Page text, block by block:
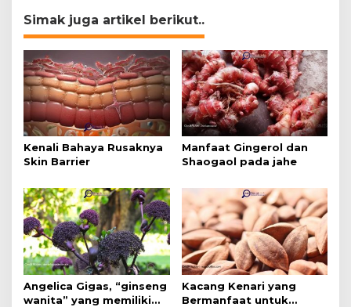
Simak juga artikel berikut..
Kenali Bahaya Rusaknya
Skin Barrier
Manfaat Gingerol dan
Shaogaol pada jahe
Angelica Gigas, “ginseng
wanita” yang memiliki
Kacang Kenari yang
Bermanfaat untuk